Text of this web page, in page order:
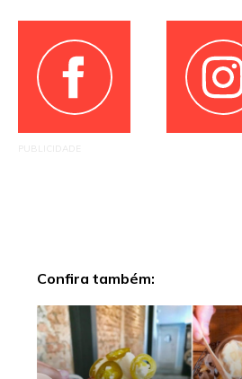
PUBLICIDADE
Confira também: